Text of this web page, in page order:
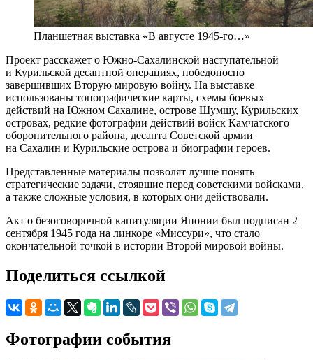
Планшетная выставка «В августе 1945-го…»
Проект расскажет о Южно-Сахалинской наступательной
и Курильской десантной операциях, победоносно
завершивших Вторую мировую войну. На выставке
использованы топографические карты, схемы боевых
действий на Южном Сахалине, острове Шумшу, Курильских
островах, редкие фотографии действий войск Камчатского
оборонительного района, десанта Советской армии
на Сахалин и Курильские острова и биографии героев.
Представленные материалы позволят лучше понять
стратегические задачи, стоявшие перед советскими войсками,
а также сложные условия, в которых они действовали.
Акт о безоговорочной капитуляции Японии был подписан 2
сентября 1945 года на линкоре «Миссури», что стало
окончательной точкой в истории Второй мировой войны.
Поделиться ссылкой
Фотографии события